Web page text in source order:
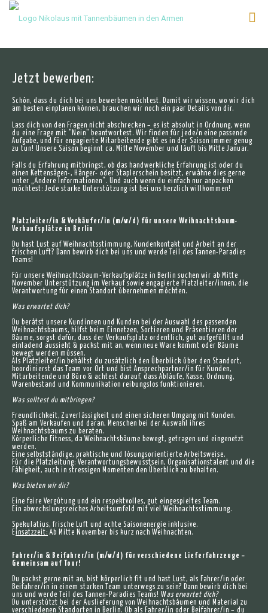
Jetzt bewerben:
Schön, dass du dich bei uns bewerben möchtest. Damit wir wissen, wo wir dich
am besten einplanen können, brauchen wir noch ein paar Details von dir.
Lass dich von den Fragen nicht abschrecken – es ist absolut in Ordnung, wenn
du eine Frage mit "Nein" beantwortest. Wir finden für jede/n eine passende
Aufgabe, und für engagierte Mitarbeitende gibt es in der Saison immer genug
zu tun! Unsere Saison beginnt ca. Mitte November und läuft bis Mitte Januar.
Falls du Erfahrung mitbringst, ob das handwerkliche Erfahrung ist oder du
einen Kettensägen-, Hänger- oder Staplerschein besitzt, erwähne dies gerne
unter „Andere Informationen“. Und auch wenn du einfach nur anpacken
möchtest: Jede starke Unterstützung ist bei uns herzlich willkommen!
Platzleiter/in & Verkäufer/in (m/w/d) für unsere Weihnachtsbaum-
Verkaufsplätze in Berlin
Du hast Lust auf Weihnachtsstimmung, Kundenkontakt und Arbeit an der
frischen Luft? Dann bewirb dich bei uns und werde Teil des Tannen-Paradies
Teams!
Für unsere Weihnachtsbaum-Verkaufsplätze in Berlin suchen wir ab Mitte
November Unterstützung im Verkauf sowie engagierte Platzleiter/innen, die
Verantwortung für einen Standort übernehmen möchten.
Was erwartet dich?
Du berätst unsere Kundinnen und Kunden bei der Auswahl des passenden
Weihnachtsbaums, hilfst beim Einnetzen, Sortieren und Präsentieren der
Bäume, sorgst dafür, dass der Verkaufsplatz ordentlich, gut aufgefüllt und
einladend aussieht & packst mit an, wenn neue Ware kommt oder Bäume
bewegt werden müssen.
Als Platzleiter/in behältst du zusätzlich den Überblick über den Standort,
koordinierst das Team vor Ort und bist Ansprechpartner/in für Kunden,
Mitarbeitende und Büro & achtest darauf, dass Abläufe, Kasse, Ordnung,
Warenbestand und Kommunikation reibungslos funktionieren.
Was solltest du mitbringen?
Freundlichkeit, Zuverlässigkeit und einen sicheren Umgang mit Kunden.
Spaß am Verkaufen und daran, Menschen bei der Auswahl ihres
Weihnachtsbaums zu beraten.
Körperliche Fitness, da Weihnachtsbäume bewegt, getragen und eingenetzt
werden.
Eine selbstständige, praktische und lösungsorientierte Arbeitsweise.
Für die Platzleitung: Verantwortungsbewusstsein, Organisationstalent und die
Fähigkeit, auch in stressigen Momenten den Überblick zu behalten.
Was bieten wir dir?
Eine faire Vergütung und ein respektvolles, gut eingespieltes Team.
Ein abwechslungsreiches Arbeitsumfeld mit viel Weihnachtsstimmung.
Spekulatius, frische Luft und echte Saisonenergie inklusive.
Einsatzzeit: Ab Mitte November bis kurz nach Weihnachten.
Fahrer/in & Beifahrer/in (m/w/d) für verschiedene Lieferfahrzeuge –
Gemeinsam auf Tour!
Du packst gerne mit an, bist körperlich fit und hast Lust, als Fahrer/in oder
Beifahrer/in in einem starken Team unterwegs zu sein? Dann bewirb dich bei
uns und werde Teil des Tannen-Paradies Teams! Was erwartet dich?
Du unterstützt bei der Auslieferung von Weihnachtsbäumen und Material zu
verschiedenen Standorten in Berlin. Ob als Fahrer/in oder Beifahrer/in – du